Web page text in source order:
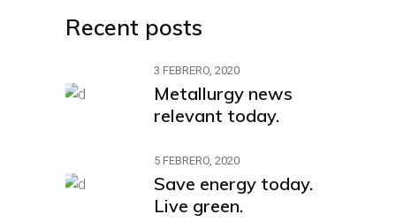
Recent posts
3 FEBRERO, 2020
Metallurgy news
relevant today.
5 FEBRERO, 2020
Save energy today.
Live green.